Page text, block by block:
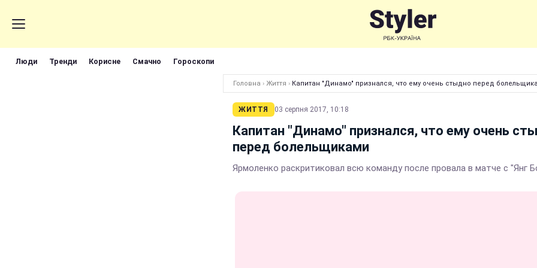
Люди Тренди Корисне Смачно Гороскопи
Головна › Життя › Капитан "Динамо" признался, что ему очень стыдно перед
ЖИТТЯ 03 серпня 2017, 10:18
Капитан "Динамо" признался, что ему очень
перед болельщиками
Ярмоленко раскритиковал всю команду после провала в матче с "Янг